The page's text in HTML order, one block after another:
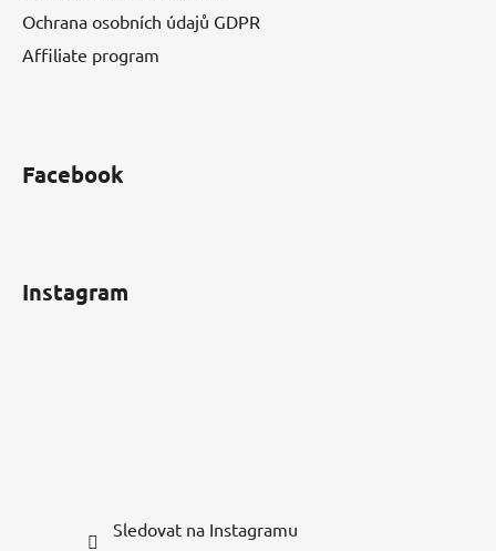
Ochrana osobních údajů GDPR
Affiliate program
Facebook
Instagram
Sledovat na Instagramu